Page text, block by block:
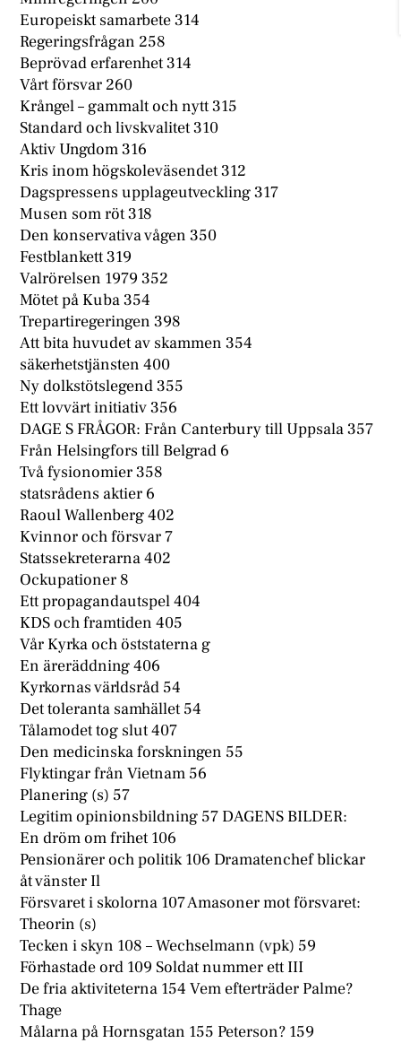
Europeiskt samarbete 314
Regeringsfrågan 258
Beprövad erfarenhet 314
Vårt försvar 260
Krångel – gammalt och nytt 315
Standard och livskvalitet 310
Aktiv Ungdom 316
Kris inom högskoleväsendet 312
Dagspressens upplageutveckling 317
Musen som röt 318
Den konservativa vågen 350
Festblankett 319
Valrörelsen 1979 352
Mötet på Kuba 354
Trepartiregeringen 398
Att bita huvudet av skammen 354
säkerhetstjänsten 400
Ny dolkstötslegend 355
Ett lovvärt initiativ 356
DAGE S FRÅGOR: Från Canterbury till Uppsala 357
Från Helsingfors till Belgrad 6
Två fysionomier 358
statsrådens aktier 6
Raoul Wallenberg 402
Kvinnor och försvar 7
Statssekreterarna 402
Ockupationer 8
Ett propagandautspel 404
KDS och framtiden 405
Vår Kyrka och öststaterna g
En äreräddning 406
Kyrkornas världsråd 54
Det toleranta samhället 54
Tålamodet tog slut 407
Den medicinska forskningen 55
Flyktingar från Vietnam 56
Planering (s) 57
Legitim opinionsbildning 57 DAGENS BILDER:
En dröm om frihet 106
Pensionärer och politik 106 Dramatenchef blickar
åt vänster Il
Försvaret i skolorna 107 Amasoner mot försvaret:
Theorin (s)
Tecken i skyn 108 – Wechselmann (vpk) 59
Förhastade ord 109 Soldat nummer ett III
De fria aktiviteterna 154 Vem efterträder Palme?
Thage
Målarna på Hornsgatan 155 Peterson? 159